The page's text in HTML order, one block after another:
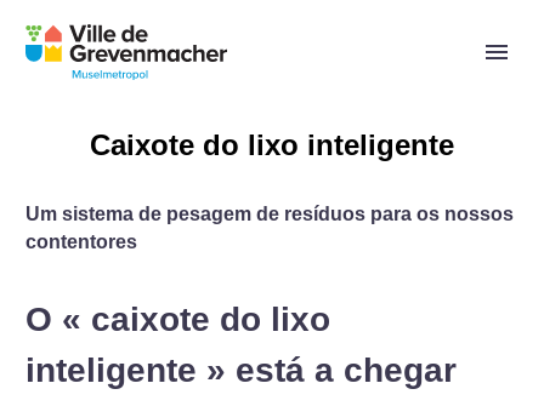
Caixote do lixo inteligente
Um sistema de pesagem de resíduos para os nossos
contentores
O « caixote do lixo
inteligente » está a chegar